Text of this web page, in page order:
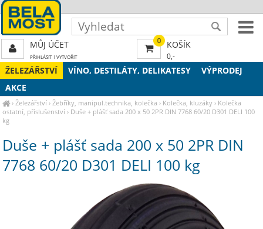
ŽELEZÁŘSTVÍ VÍNO, DESTILÁTY, DELIKATESY
VÝPRODEJ
AKCE
›Železářství ›Žebříky, manipul.technika, kolečka › Kolečka, kluzáky › Kolečka
ostatní, příslušenství › Duše + plášť sada 200 x 50 2PR DIN 7768 60/20 D301 DELI 100
kg
Duše + plášť sada 200 x 50 2PR DIN
7768 60/20 D301 DELI 100 kg
0 KOŠÍK
0,-
MŮJ ÚČET
PŘIHLÁSIT| VYTVOŘIT